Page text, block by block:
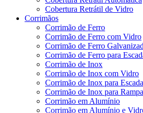
Cobertura Retrátil de Vidro
Corrimãos
Corrimão de Ferro
Corrimão de Ferro com Vidro
Corrimão de Ferro
Corrimão de Ferro para
Corrimão de Inox
Corrimão de Inox com Vidro
Corrimão de Inox para Escada
Corrimão de Inox para Rampa
Corrimão em Alumínio
Corrimão em Alumínio e